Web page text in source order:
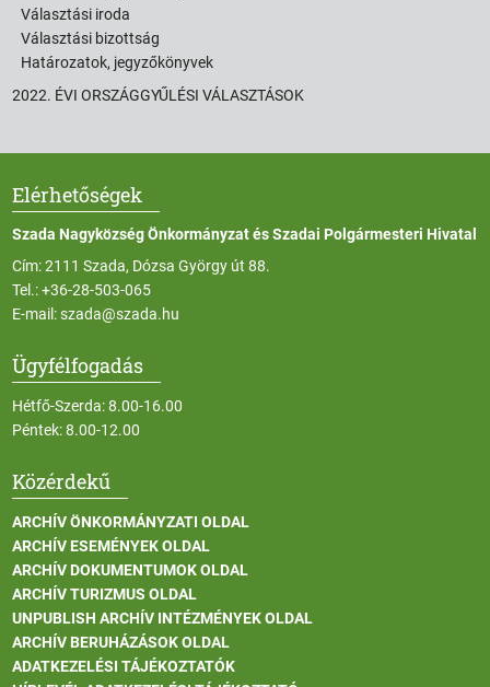
Választási iroda
Választási bizottság
Határozatok, jegyzőkönyvek
2022. ÉVI ORSZÁGGYŰLÉSI VÁLASZTÁSOK
Elérhetőségek
Szada Nagyközség Önkormányzat és Szadai Polgármesteri Hivatal
Cím: 2111 Szada, Dózsa György út 88.
Tel.:+36-28-503-065
E-mail:szada@szada.hu
Ügyfélfogadás
Hétfő-Szerda: 8.00-16.00
Péntek: 8.00-12.00
Közérdekű
ARCHÍV ÖNKORMÁNYZATI OLDAL
ARCHÍV ESEMÉNYEK OLDAL
ARCHÍV DOKUMENTUMOK OLDAL
ARCHÍV TURIZMUS OLDAL
UNPUBLISH ARCHÍV INTÉZMÉNYEK OLDAL
ARCHÍV BERUHÁZÁSOK OLDAL
ADATKEZELÉSI TÁJÉKOZTATÓK